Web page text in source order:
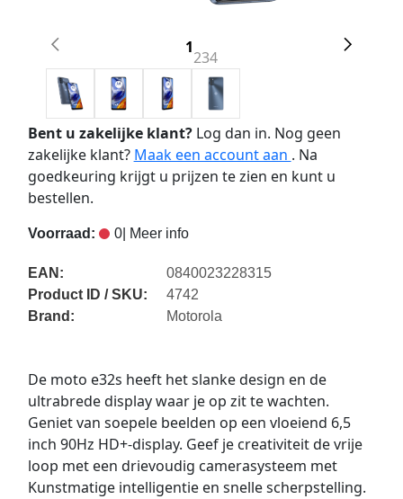
1
234
Bent u zakelijke klant?Log dan in. Nog geen
zakelijke klant? Maak een account aan . Na
goedkeuring krijgt u prijzen te zien en kunt u
bestellen.
Voorraad: 0| Meer info
EAN:
0840023228315
Product ID / SKU:
4742
Brand:
Motorola
De moto e32s heeft het slanke design en de
ultrabrede display waar je op zit te wachten.
Geniet van soepele beelden op een vloeiend 6,5
inch 90Hz HD+-display. Geef je creativiteit de vrije
loop met een drievoudig camerasysteem met
Kunstmatige intelligentie en snelle scherpstelling.